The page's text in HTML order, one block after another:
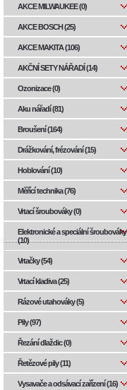
AKCE MILWAUKEE (0)
AKCE BOSCH (25)
AKCE MAKITA (106)
AKČNÍ SETY NÁŘADÍ (14)
Ozonizace (0)
Aku nářadí (81)
Broušení (164)
Drážkování, frézování (15)
Hoblování (10)
Měřící technika (76)
Vrtací šroubováky (0)
Elektronické a speciální šroubováky
(10)
Vrtačky (54)
Vrtací kladiva (25)
Rázové utahováky (5)
Pily (97)
Řezání dlaždic (0)
Řetězové pily (11)
Vysavače a odsávací zařízení (16)